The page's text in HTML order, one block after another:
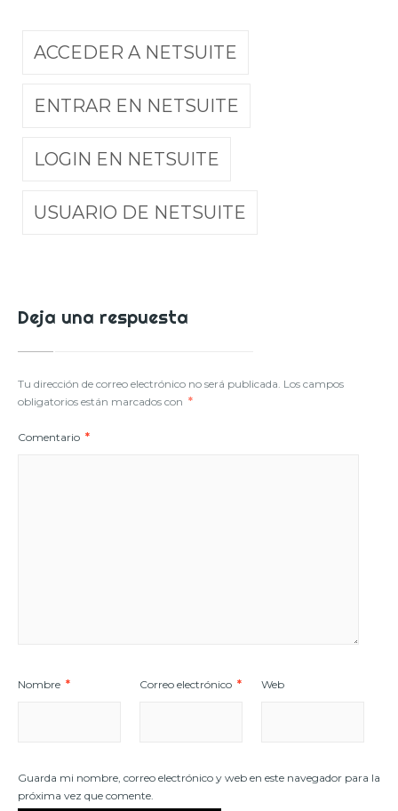
ACCEDER A NETSUITE
ENTRAR EN NETSUITE
LOGIN EN NETSUITE
USUARIO DE NETSUITE
Deja una respuesta
Tu dirección de correo electrónico no será publicada. Los campos
obligatorios están marcados con *
Comentario *
Nombre * Correo electrónico * Web
Guarda mi nombre, correo electrónico y web en este navegador para la
próxima vez que comente.